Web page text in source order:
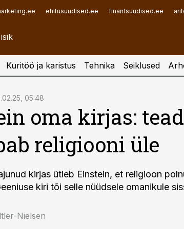
ehitusuudised.ee finantsuudised.ee
Kuritöö ja karistus Tehnika Seiklused
05:48
oma kirjas:
religiooni üle
kirjas ütleb Einstein, et religioon
kiri tõi selle nüüdsele omanikule
Nielsen